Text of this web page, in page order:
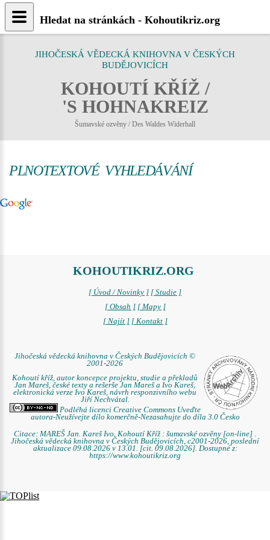
JIHOČESKÁ VĚDECKÁ KNIHOVNA V ČESKÝCH
BUDĚJOVICÍCH
KOHOUTÍ KŘÍŽ /
'S HOHNAKREIZ
Šumavské ozvěny / Des Waldes Widerhall
PLNOTEXTOVÉ VYHLEDÁVÁNÍ
KOHOUTIKRIZ.ORG
[ Úvod / Novinky ] [ Studie ]
[ Obsah ] [ Mapy ]
[ Najít ] [ Kontakt ]
Jihočeská vědecká knihovna v Českých Budějovicích ©
2001-2026
Kohoutí kříž, autor koncepce projektu, studie a překladů
Jan Mareš, české texty a rešerše Jan Mareš a Ivo Kareš,
elektronická verze Ivo Kareš, návrh responzivního webu
Jiří Nechvátal.
Podléhá licenci Creative Commons Uveďte
autora-Neužívejte dílo komerčně-Nezasahujte do díla 3.0 Česko
Citace: MAREŠ Jan. Kareš Ivo. Kohoutí Kříž : šumavské ozvěny [on-line] .
Jihočeská vědecká knihovna v Českých Budějovicích, c2001-2026, poslední
aktualizace 09.08.2026 v 13.01. [cit. 09.08.2026]. Dostupné z:
https://www.kohoutikriz.org
Hledat na stránkách - Kohoutikriz.org